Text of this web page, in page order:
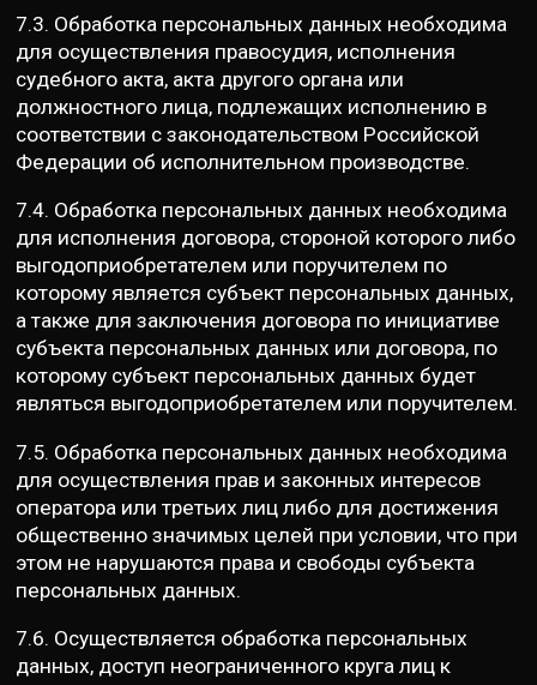
7.3. Обработка персональных данных необходима
для осуществления правосудия, исполнения
судебного акта, акта другого органа или
должностного лица, подлежащих исполнению в
соответствии с законодательством Российской
Федерации об исполнительном производстве.
7.4. Обработка персональных данных необходима
для исполнения договора, стороной которого либо
выгодоприобретателем или поручителем по
которому является субъект персональных данных,
а также для заключения договора по инициативе
субъекта персональных данных или договора, по
которому субъект персональных данных будет
являться выгодоприобретателем или поручителем.
7.5. Обработка персональных данных необходима
для осуществления прав и законных интересов
оператора или третьих лиц либо для достижения
общественно значимых целей при условии, что при
этом не нарушаются права и свободы субъекта
персональных данных.
7.6. Осуществляется обработка персональных
данных, доступ неограниченного круга лиц к